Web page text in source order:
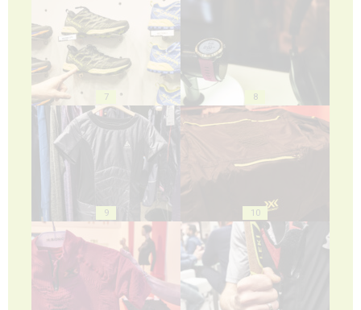
7 8
9 10